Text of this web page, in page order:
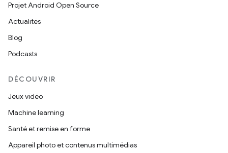
Projet Android Open Source
Actualités
Blog
Podcasts
DÉCOUVRIR
Jeux vidéo
Machine learning
Santé et remise en forme
Appareil photo et contenus multimédias